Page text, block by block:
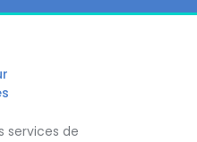
services de